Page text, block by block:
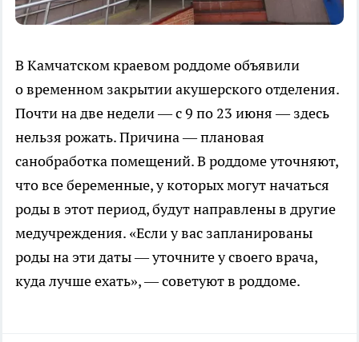
В Камчатском краевом роддоме объявили
о временном закрытии акушерского отделения.
Почти на две недели — с 9 по 23 июня — здесь
нельзя рожать. Причина — плановая
санобработка помещений. В роддоме уточняют,
что все беременные, у которых могут начаться
роды в этот период, будут направлены в другие
медучреждения. «Если у вас запланированы
роды на эти даты — уточните у своего врача,
куда лучше ехать», — советуют в роддоме.